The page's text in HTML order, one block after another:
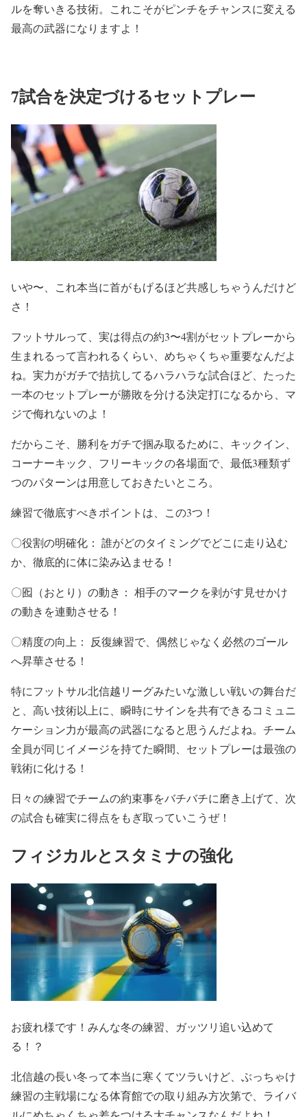
ルを奪いきる技術。これこそがピンチをチャンスに変える
最高の武器になりますよ！
7試合を決定づけるセットプレー
いや〜、これ本当に首がもげるほど共感しちゃうんだけど
さ！
フットサルって、実は得点の約3〜4割がセットプレーから
生まれるって言われるくらい、めちゃくちゃ重要なんだよ
ね。実力がガチで拮抗してるハラハラな試合ほど、たった
一本のセットプレーが勝敗を分ける決定打になるから、マ
ジで侮れないのよ！
だからこそ、勝利をガチで掴み取るために、キックイン、
コーナーキック、フリーキックの各場面で、最低3種類ず
つのパターンは用意しておきたいところ。
練習で徹底すべきポイントは、この3つ！
〇役割の明確化： 誰がどのタイミングでどこに走り込む
か、徹底的に体に染み込ませる！
〇囮（おとり）の動き： 相手のマークを剥がす見せかけ
の動きを連動させる！
〇精度の向上： 反復練習で、偶然じゃなく必然のゴール
へ昇華させる！
特にフットサル北信越リーグみたいな激しい戦いの舞台だ
と、高い技術以上に、瞬時にサインを共有できるコミュニ
ケーション力が最高の武器になると思うんだよね。チーム
全員が同じイメージを持てた瞬間、セットプレーは最強の
戦術に化ける！
日々の練習でチームの約束事をバチバチに磨き上げて、次
の試合も確実に得点をもぎ取っていこうぜ！
フィジカルとスタミナの強化
お疲れ様です！みんな冬の練習、ガッツリ追い込めて
る！？
北信越の長い冬って本当に寒くてツラいけど、ぶっちゃけ
練習の主戦場になる体育館での取り組み方次第で、ライバ